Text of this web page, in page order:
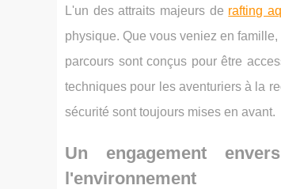
L'un des attraits majeurs de rafting
physique. Que vous veniez en
parcours sont conçus pour être
techniques pour les aventuriers à la
sécurité sont toujours mises en avant.
Un engagement
l'environnement